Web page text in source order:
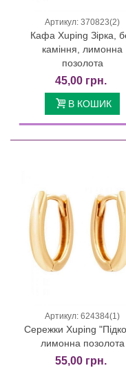
Артикул: 370823(2)
Кафа Xuping Зірка,
каміння, лимонна
позолота
45,00 грн.
В КОШИК
Артикул: 624384(1)
Сережки Xuping
лимонна позолота
55,00 грн.